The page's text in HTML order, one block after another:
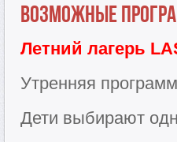
Возможные
Летний лагерь
Утренняя
Дети выбирают